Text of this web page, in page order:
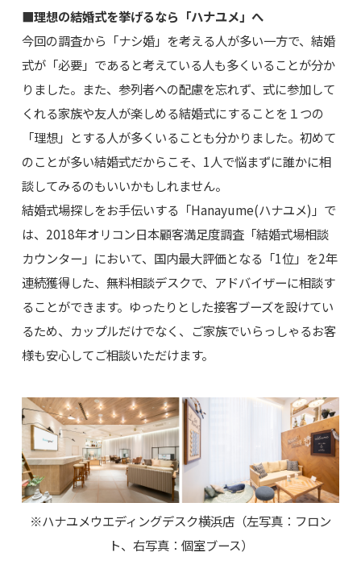
■理想の結婚式を挙げるなら「ハナユメ」へ
今回の調査から「ナシ婚」を考える人が多い一方で、結婚
式が「必要」であると考えている人も多くいることが分か
りました。また、参列者への配慮を忘れず、式に参加して
くれる家族や友人が楽しめる結婚式にすることを１つの
「理想」とする人が多くいることも分かりました。初めて
のことが多い結婚式だからこそ、1人で悩まずに誰かに相
談してみるのもいいかもしれません。
結婚式場探しをお手伝いする「Hanayume(ハナユメ)」で
は、2018年オリコン日本顧客満足度調査「結婚式場相談
カウンター」において、国内最大評価となる「1位」を2年
連続獲得した、無料相談デスクで、アドバイザーに相談す
ることができます。ゆったりとした接客ブーズを設けてい
るため、カップルだけでなく、ご家族でいらっしゃるお客
様も安心してご相談いただけます。
※ハナユメウエディングデスク横浜店（左写真：フロン
ト、右写真：個室ブース）